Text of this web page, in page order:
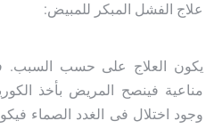
علاج الفشل المبكر للمبيض:
يكون العلاج على حسب السبب.
مناعية فينصح المريض بأخذ
وجود اختلال فى الغدد الصماء